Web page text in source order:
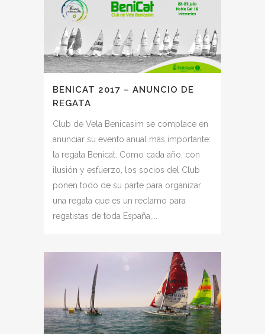
BENICAT 2017 – ANUNCIO DE
REGATA
Club de Vela Benicasim se complace en
anunciar su evento anual más importante:
la regata Benicat. Como cada año, con
ilusión y esfuerzo, los socios del Club
ponen todo de su parte para organizar
una regata que es un reclamo para
regatistas de toda España,...